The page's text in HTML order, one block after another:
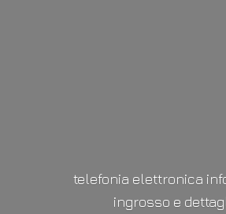
telefonia elettronica
ingrosso e